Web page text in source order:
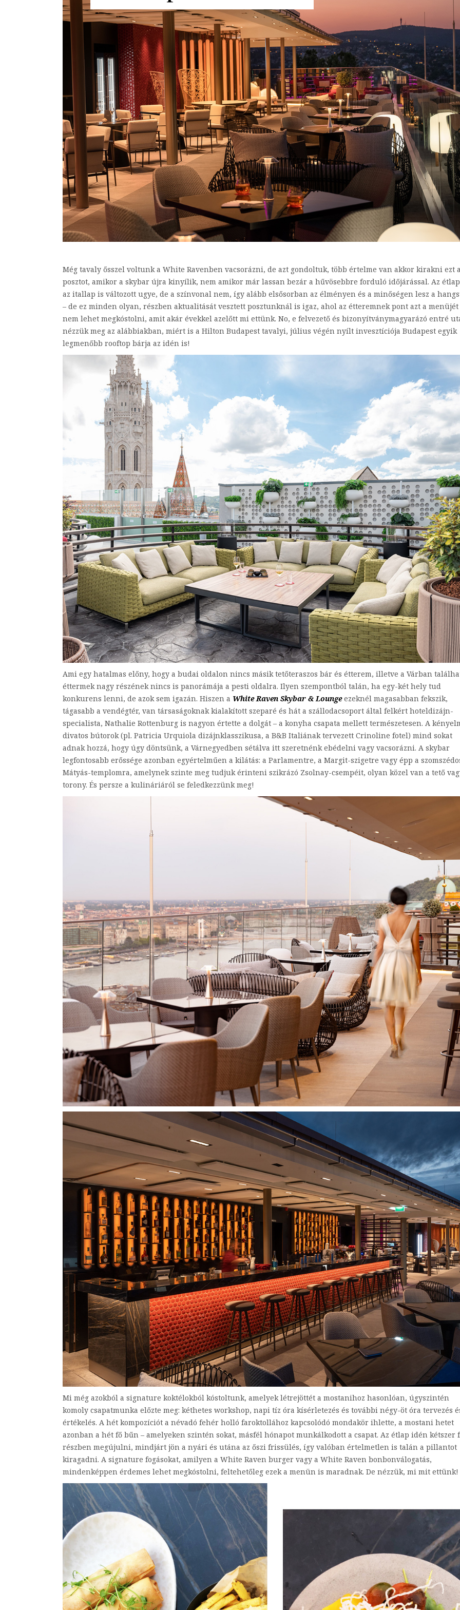
Még tavaly ősszel voltunk a White Ravenben vacsorázni, de azt gondoltuk, több értelme van akkor kirakni ezt
posztot, amikor a skybar újra kinyílik, nem amikor már lassan bezár a hűvösebbre forduló időjárással. Az
az itallap is változott ugye, de a színvonal nem, így alább elsősorban az élményen és a minőségen lesz a
– de ez minden olyan, részben aktualitását vesztett posztunknál is igaz, ahol az étteremnek pont azt a
nem lehet megkóstolni, amit akár évekkel azelőtt mi ettünk. No, e felvezető és bizonyítványmagyarázó entré
nézzük meg az alábbiakban, miért is a Hilton Budapest tavalyi, július végén nyílt invesztíciója Budapest egyik
legmenőbb rooftop bárja az idén is!
Ami egy hatalmas előny, hogy a budai oldalon nincs másik tetőteraszos bár és étterem, illetve a Várban
éttermek nagy részének nincs is panorámája a pesti oldalra. Ilyen szempontból talán, ha egy-két hely tud
konkurens lenni, de azok sem igazán. Hiszen a White Raven Skybar & Loungeezeknél magasabban fekszik,
tágasabb a vendégtér, van társaságoknak kialakított szeparé és hát a szállodacsoport által felkért hoteldizájn-
specialista, Nathalie Rottenburg is nagyon értette a dolgát – a konyha csapata mellett természetesen. A
divatos bútorok (pl. Patricia Urquiola dizájnklasszikusa, a B&B Italiának tervezett Crinoline fotel) mind sokat
adnak hozzá, hogy úgy döntsünk, a Várnegyedben sétálva itt szeretnénk ebédelni vagy vacsorázni. A skybar
legfontosabb erőssége azonban egyértelműen a kilátás: a Parlamentre, a Margit-szigetre vagy épp a
Mátyás-templomra, amelynek szinte meg tudjuk érinteni szikrázó Zsolnay-csempéit, olyan közel van a tető
torony. És persze a kulináriáról se feledkezzünk meg!
Mi még azokból a signature koktélokból kóstoltunk, amelyek létrejöttét a mostanihoz hasonlóan, úgyszintén
komoly csapatmunka előzte meg: kéthetes workshop, napi tíz óra kísérletezés és további négy-öt óra tervezés
értékelés. A hét kompozíciót a névadó fehér holló faroktollához kapcsolódó mondakör ihlette, a mostani hetet
azonban a hét fő bűn – amelyeken szintén sokat, másfél hónapot munkálkodott a csapat. Az étlap idén kétszer
részben megújulni, mindjárt jön a nyári és utána az őszi frissülés, így valóban értelmetlen is talán a pillantot
kiragadni. A signature fogásokat, amilyen a White Raven burger vagy a White Raven bonbonválogatás,
mindenképpen érdemes lehet megkóstolni, feltehetőleg ezek a menün is maradnak. De nézzük, mi mit ettünk!